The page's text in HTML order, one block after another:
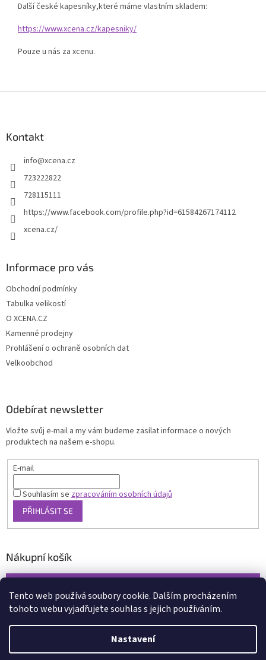
Tento web používá soubory cookie. Dalším procházením
tohoto webu vyjadřujete souhlas s jejich používáním.
Nastavení
Další české kapesníky,které máme vlastním skladem:
https://www.xcena.cz/kapesniky/
Pouze u nás za xcenu.
Kontakt
info@xcena.cz
723222822
728115111
https://www.facebook.com/profile.php?id=61584267174112
xcena.cz/
Informace pro vás
Obchodní podmínky
Tabulka velikostí
O XCENA.CZ
Kamenné prodejny
Prohlášení o ochraně osobních dat
Velkoobchod
Odebírat newsletter
Vložte svůj e-mail a my vám budeme zasílat informace o nových
produktech na našem e-shopu.
E-mail
Souhlasím sezpracováním osobních údajů
PŘIHLÁSIT SE
Nákupní košík
Vytvořil Shoptet